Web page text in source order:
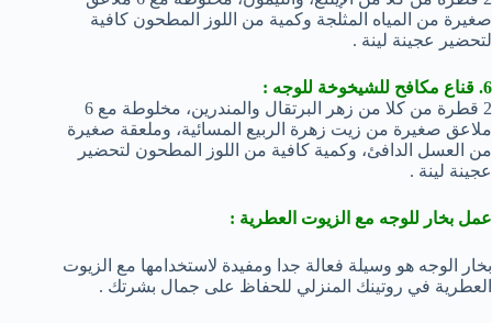
صغيرة من المياه المثلجة وكمية من اللوز المطحون كافية
لتحضير عجينة لينة .
6. قناع مكافح للشيخوخة للوجه :
2 قطرة من كلا من زهر البرتقال والمندرين، مخلوطة مع 6
ملاعق صغيرة من زيت زهرة الربيع المسائية، وملعقة صغيرة
من العسل الدافئ، وكمية كافية من اللوز المطحون لتحضير
عجينة لينة .
عمل بخار للوجه مع الزيوت العطرية :
بخار الوجه هو وسيلة فعالة جدا ومفيدة لاستخدامها مع الزيوت
العطرية في روتينك المنزلي للحفاظ على جمال بشرتك .